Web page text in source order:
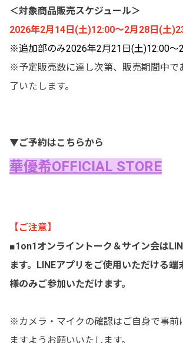
＜対象商品販売スケジュール＞
2026年2月14日(土)12:00～2月28日(土
※追加部のみ2026年2月21日(土)12:00～
※予定販売数に達し次第、販売期間中で
了いたします。
▼ご予約はこちらから
華優希OFFICIAL STORE
【ご注意】
■1on1オンライントーク＆サイン会は
ます。LINEアプリをご使用いただける
様のみご参加いただけます。
※カメラ・マイクの確認はご自身で事前
ますようお願いいたします。